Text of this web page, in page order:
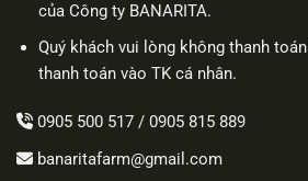
của Công ty BANARITA.
Quý khách vui lòng không thanh
thanh toán vào TK cá nhân.
0905 500 517 / 0905 815 889
banaritafarm@gmail.com